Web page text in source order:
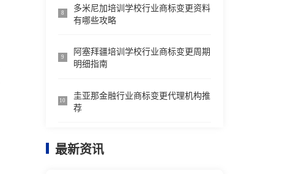
8
多米尼加培训学校行业商标变更资料
有哪些攻略
9
阿塞拜疆培训学校行业商标变更周期
明细指南
10
圭亚那金融行业商标变更代理机构推
荐
最新资讯